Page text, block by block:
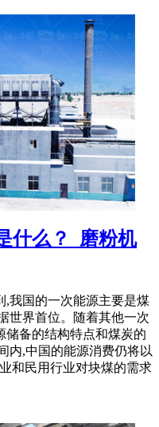
什么？_磨粉机
,我国的一次能源主要是煤
世界首位。随着其他一次
储备的结构特点和煤炭的
内,中国的能源消费仍将以
和民用行业对块煤的需求